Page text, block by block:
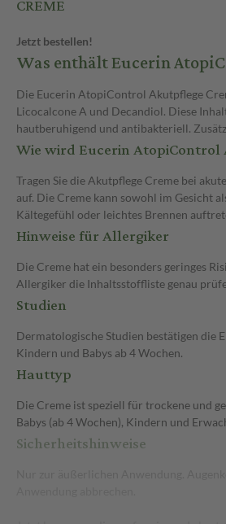
CREME
Jetzt bestellen!
Was enthält Eucerin
Die Eucerin AtopiControl Akutpflege
Licocalcone A und Decandiol. Diese
hautberuhigend und antibakteriell.
Wie wird Eucerin
Tragen Sie die Akutpflege Creme bei
auf. Die Creme kann sowohl im Gesicht
Kältegefühl oder leichtes Brennen
Hinweise für Allergiker
Die Creme hat ein besonders geringes
Allergiker die Inhaltsstoffliste genau
Studien
Dermatologische Studien bestätigen die
Kindern und Babys ab 4 Wochen.
Hauttyp
Die Creme ist speziell für trockene und
Babys (ab 4 Wochen), Kindern und
Sicherheitshinweise